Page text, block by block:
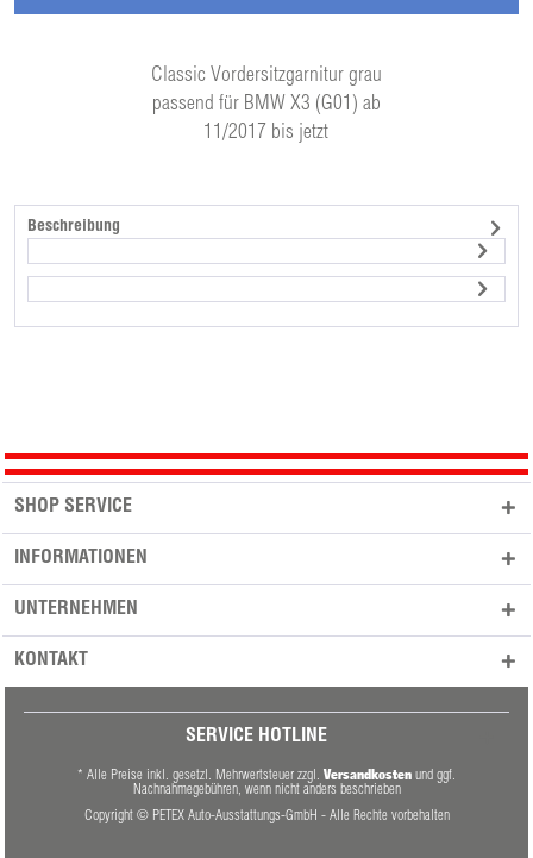
Classic Vordersitzgarnitur grau
passend für BMW X3 (G01) ab
11/2017 bis jetzt
Beschreibung
SHOP SERVICE
INFORMATIONEN
UNTERNEHMEN
KONTAKT
SERVICE HOTLINE
* Alle Preise inkl. gesetzl. Mehrwertsteuer zzgl. Versandkosten und ggf.
Nachnahmegebühren, wenn nicht anders beschrieben
Copyright © PETEX Auto-Ausstattungs-GmbH - Alle Rechte vorbehalten